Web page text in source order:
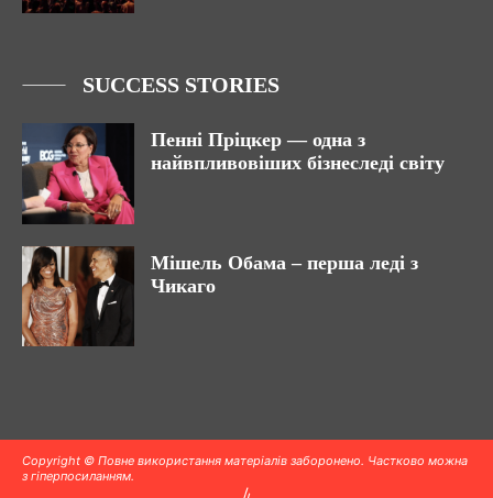
SUCCESS STORIES
Пенні Пріцкер — одна з
найвпливовіших бізнеследі світу
Мішель Обама – перша леді з
Чикаго
Copyright © Повне використання матеріалів заборонено. Частково можна
з гіперпосиланням.